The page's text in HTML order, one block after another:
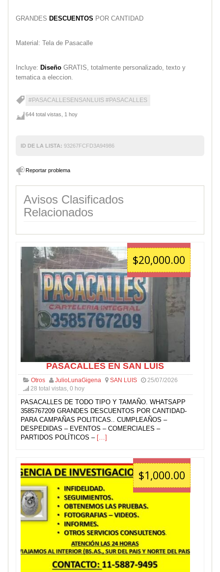
GRANDES DESCUENTOS POR CANTIDAD
Material: Tela de Pasacalle
Incluye: Diseño GRATIS, totalmente personalizado, texto y
tematica a eleccion.
#PASACALLESENSANLUIS #PASACALLES
644 total vistas, 1 hoy
ID DE LA LISTA: 93267FCFD3A94986
Reportar problema
Avisos Clasificados
Relacionados
$20,000.00
PASACALLES EN SAN LUIS
Otros JulioLunaGigena SAN LUIS
25/07/2026
28 total vistas, 0 hoy
PASACALLES DE TODO TIPO Y TAMAÑO. WHATSAPP
3585767209 GRANDES DESCUENTOS POR CANTIDAD-
PARA CAMPAÑAS POLITICAS.. CUMPLEAÑOS –
DESPEDIDAS – EVENTOS – COMERCIALES –
PARTIDOS POLÍTICOS – […]
$1,000.00